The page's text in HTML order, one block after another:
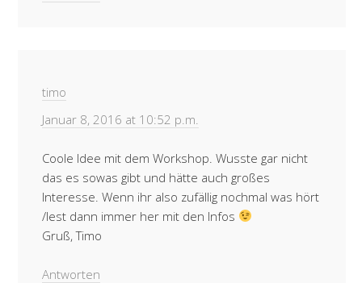
timo
Januar 8, 2016 at 10:52 p.m.
Coole Idee mit dem Workshop. Wusste gar nicht
das es sowas gibt und hätte auch großes
Interesse. Wenn ihr also zufällig nochmal was hört
/lest dann immer her mit den Infos
Gruß, Timo
Antworten